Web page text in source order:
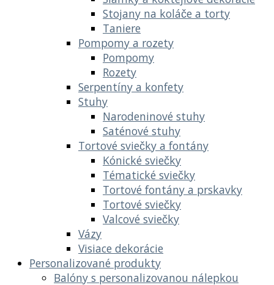
Stojany na koláče a torty
Taniere
Pompomy a rozety
Pompomy
Rozety
Serpentíny a konfety
Stuhy
Narodeninové stuhy
Saténové stuhy
Tortové sviečky a fontány
Kónické sviečky
Tématické sviečky
Tortové fontány a prskavky
Tortové sviečky
Valcové sviečky
Vázy
Visiace dekorácie
Personalizované produkty
Balóny s personalizovanou nálepkou